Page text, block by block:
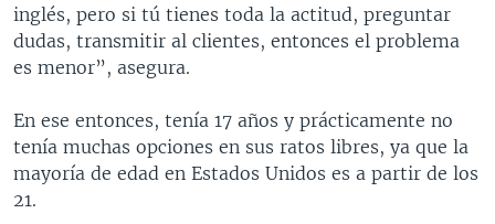
inglés, pero si tú tienes toda la actitud, preguntar
dudas, transmitir al clientes, entonces el problema
es menor”, asegura.
En ese entonces, tenía 17 años y prácticamente no
tenía muchas opciones en sus ratos libres, ya que la
mayoría de edad en Estados Unidos es a partir de los
21.